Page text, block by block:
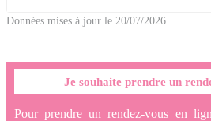
Données mises à jour le 20/07/2026
Je souhaite prendre un
Pour prendre un rendez-vous en